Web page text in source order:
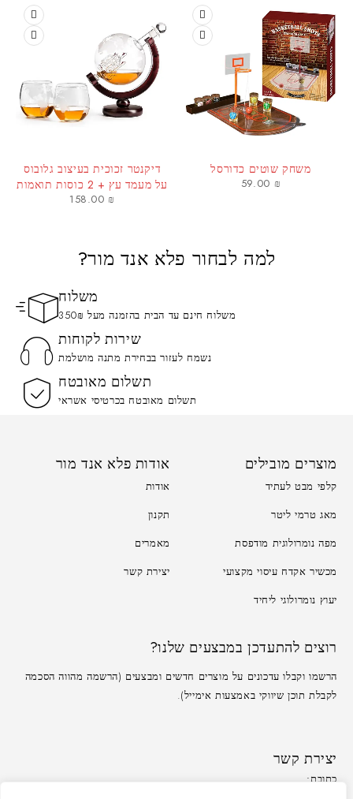
משחק שוטים כדורסל
59.00 ₪
דיקנטר זכוכית בעיצוב גלובוס
על מעמד עץ + 2 כוסות תואמות
158.00₪
למה לבחור פלא אנד מור?
משלוח
משלוח חינם עד הבית בהזמנה מעל 350₪
שירות לקוחות
נשמח לעזור בבחירת מתנה מושלמת
תשלום מאובטח
תשלום מאובטח בכרטיסי אשראי
יצירת קשר
כתובת:
מוצרים מובילים
קלפי מבט לעתיד
מאג טרמי ליטר
מפה נומרולוגית מודפסת
מכשיר אקדח עיסוי מקצועי
יעוץ נומרולוגי ליחיד
אודות פלא אנד מור
אודות
תקנון
מאמרים
יצירת קשר
רוצים להתעדכן במבצעים שלנו?
הרשמו וקבלו עדכונים על מוצרים חדשים ומבצעים (הרשמה מהווה הסכמה
לקבלת תוכן שיווקי באמצעות אימייל).